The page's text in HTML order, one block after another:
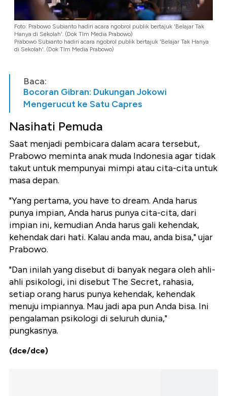
Foto: Prabowo Subianto hadiri acara ngobrol publik bertajuk 'Belajar Tak
Hanya di Sekolah'. (Dok TIm Media Prabowo)
Prabowo Subianto hadiri acara ngobrol publik bertajuk 'Belajar Tak Hanya
di Sekolah'. (Dok TIm Media Prabowo)
Baca:
Bocoran Gibran: Dukungan Jokowi
Mengerucut ke Satu Capres
Nasihati Pemuda
Saat menjadi pembicara dalam acara tersebut,
Prabowo meminta anak muda Indonesia agar tidak
takut untuk mempunyai mimpi atau cita-cita untuk
masa depan.
"Yang pertama, you have to dream. Anda harus
punya impian, Anda harus punya cita-cita, dari
impian ini, kemudian Anda harus gali kehendak,
kehendak dari hati. Kalau anda mau, anda bisa," ujar
Prabowo.
"Dan inilah yang disebut di banyak negara oleh ahli-
ahli psikologi, ini disebut The Secret, rahasia,
setiap orang harus punya kehendak, kehendak
menuju impiannya. Mau jadi apa pun Anda bisa. Ini
pengalaman psikologi di seluruh dunia,"
pungkasnya.
(dce/dce)